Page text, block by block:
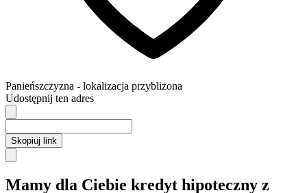
Panieńszczyzna - lokalizacja przybliżona
Udostępnij ten adres
Skopiuj link
Mamy dla Ciebie kredyt hipoteczny z